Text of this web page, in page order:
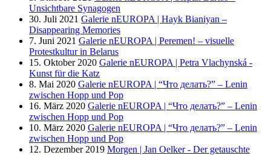
Unsichtbare Synagogen
30. Juli 2021 Galerie nEUROPA | Hayk Bianiyan –
Disappearing Memories
7. Juni 2021 Galerie nEUROPA | Peremen! – visuelle
Protestkultur in Belarus
15. Oktober 2020 Galerie nEUROPA | Petra Vlachynská -
Kunst für die Katz
8. Mai 2020 Galerie nEUROPA | “Что делать?” – Lenin
zwischen Hopp und Pop
16. März 2020 Galerie nEUROPA | “Что делать?” – Lenin
zwischen Hopp und Pop
10. März 2020 Galerie nEUROPA | “Что делать?” – Lenin
zwischen Hopp und Pop
12. Dezember 2019 Morgen | Jan Oelker - Der getauschte